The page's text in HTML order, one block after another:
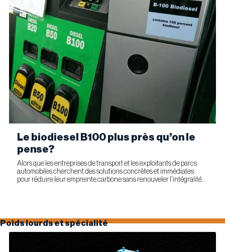
Le biodiesel B100 plus près qu’on le
pense?
Alors que les entreprises de transport et les exploitants de parcs
automobiles cherchent des solutions concrètes et immédiates
pour réduire leur empreinte carbone sans renouveler l'intégralité
Poids lourds et spécialité